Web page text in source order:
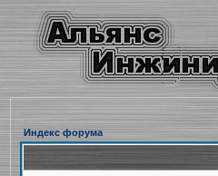
Индекс форума